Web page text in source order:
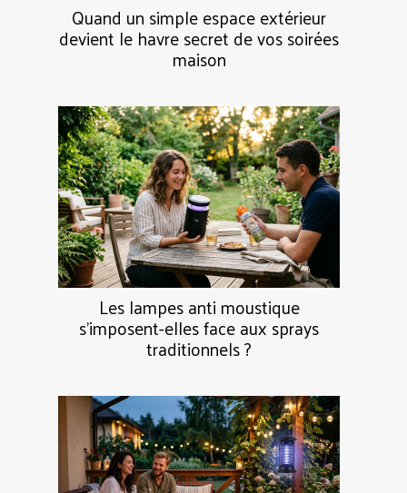
Quand un simple espace extérieur
devient le havre secret de vos soirées
maison
Les lampes anti moustique
s’imposent-elles face aux sprays
traditionnels ?